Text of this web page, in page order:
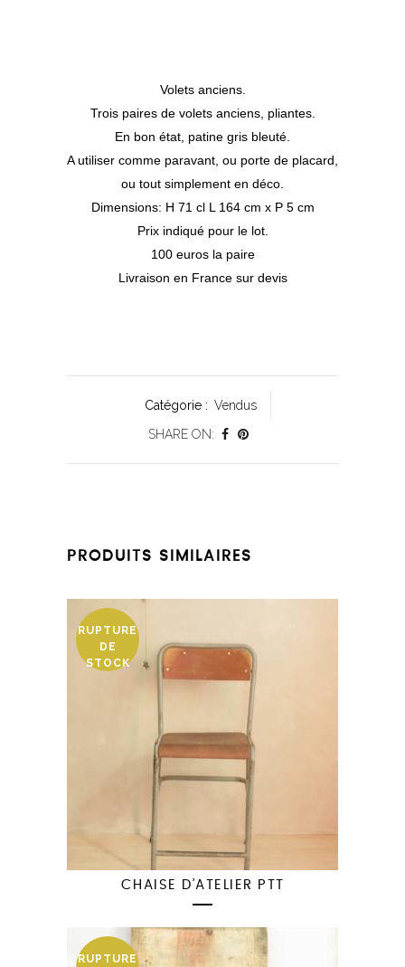
Volets anciens.
Trois paires de volets anciens, pliantes.
En bon état, patine gris bleuté.
A utiliser comme paravant, ou porte de placard,
ou tout simplement en déco.
Dimensions: H 71 cl L 164 cm x P 5 cm
Prix indiqué pour le lot.
100 euros la paire
Livraison en France sur devis
Catégorie : Vendus
SHARE ON:
PRODUITS SIMILAIRES
RUPTURE
DE
STOCK
CHAISE D’ATELIER PTT
RUPTURE